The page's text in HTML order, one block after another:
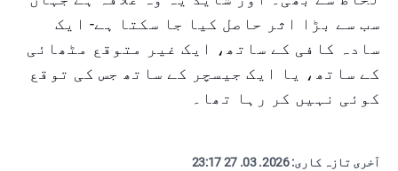
سب سے بڑا اثر حاصل کیا جا سکتا ہے- ایک
سادہ کافی کے ساتھ، ایک غیر متوقع مٹھائی
کے ساتھ، یا ایک جیسچر کے ساتھ جس کی توقع
کوئی نہیں کر رہا تھا۔
آخری تازہ کاری:2026. 03. 27 23:17